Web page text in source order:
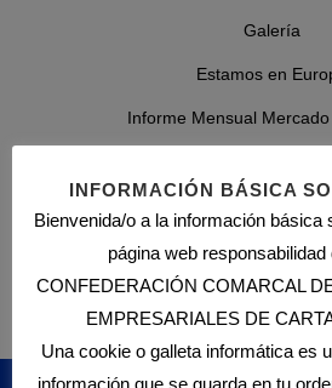
Galería
Estamos en
Informe Mensual
Revista aniversario
Boletín Informativo
INFORMACIÓN BÁSICA
Bienvenida/o a la información básica
página web responsabilidad
CONFEDERACIÓN COMARCAL
EMPRESARIALES DE
Una cookie o galleta informática es